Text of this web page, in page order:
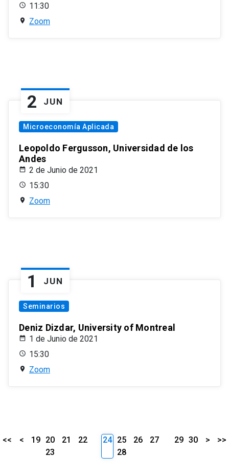
11:30
Zoom
2 JUN
Microeconomía Aplicada
Leopoldo Fergusson, Universidad de los
Andes
2 de Junio de 2021
15:30
Zoom
1 JUN
Seminarios
Deniz Dizdar, University of Montreal
1 de Junio de 2021
15:30
Zoom
<< < 19 20 21
22
23
24 25 26
27
28
29 30 > >>